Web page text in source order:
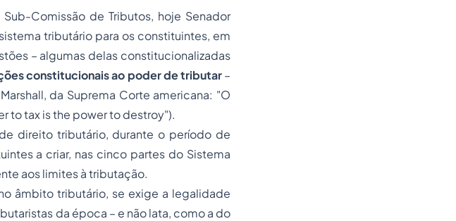
Comissão de Tributos, hoje Senador
tributário para os constituintes, em
– algumas delas constitucionalizadas
constitucionais ao poder de tributar–
da Suprema Corte americana: "O
to tax is the power to destroy").
direito tributário, durante o período de
a criar, nas cinco partes do Sistema
aos limites à tributação.
âmbito tributário, se exige a legalidade
da época – e não lata, como a do